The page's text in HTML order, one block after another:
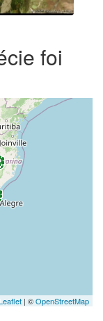
foi
| ©OpenStreetMap